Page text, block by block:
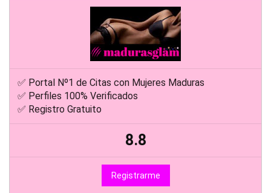
✅ Portal Nº1 de Citas con Mujeres Maduras
✅ Perfiles 100% Verificados
✅ Registro Gratuito
8.8
Registrarme